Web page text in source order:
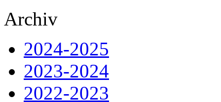
Archiv
2024-2025
2023-2024
2022-2023